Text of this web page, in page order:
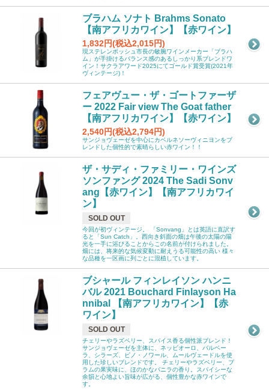
ブラハム ソナト Brahms Sonato
【南アフリカワイン】【赤ワイン】
1,832円(税込2,015円)
現ステレンボッシュ市長の敏腕ワインメーカー「ブラハ
ム」が手掛けるバランス感のあるしっかり系ブレンドワ
イン！サクラアワード2025にてゴールド賞受賞(2021年
ヴィンテージ)！
フェアヴュー・ザ・ゴートファーザ
ー 2022 Fair view The Goat father
【南アフリカワイン】【赤ワイン】
2,540円(税込2,794円)
サンジョヴェーゼを中心にカベルネソーヴィニヨンをブ
レンドした個性的で素晴らしい赤ワイン！！
ザ・サディ・ファミリー・ワインズ
ソンファング 2024 The Sadi Sonv
ang【赤ワイン】【南アフリカワイ
ン】
SOLD OUT
今回が初ヴィンテージ。 「Sonvang」とは英語に直訳す
ると「Sun Catch」。西向き斜面の畑は午後の太陽の陽
光を一手に浴びることからこの名前が付けられました。
畑には、将来的な気候変動に耐えうる可能性の高い 様々
な品種を一区画に列ごとに混植しています。
ブシャール フィンレイソン ハンニ
バル 2021 Bouchard Finlayson Ha
nnibal 【南アフリカワイン】【赤
ワイン】
SOLD OUT
チェリーやラズベリー、スパイス香る個性派ブレンド！
サンジョヴェーゼを主体に、ネッビオーロ、バルベー
ラ、シラーズ、ピノ・ノワール、ムールヴェードルを使
用した珍しいブレンドです。 チェリーやラズベリー、プ
ラムの果実味に、ほのかなバニラの香り。スパイシーな
余韻と心地よい旨味が広がる、個性豊かな赤ワインで
す。